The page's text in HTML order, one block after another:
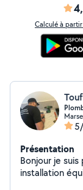
Calculé à
Présentation
Bonjour je
installation